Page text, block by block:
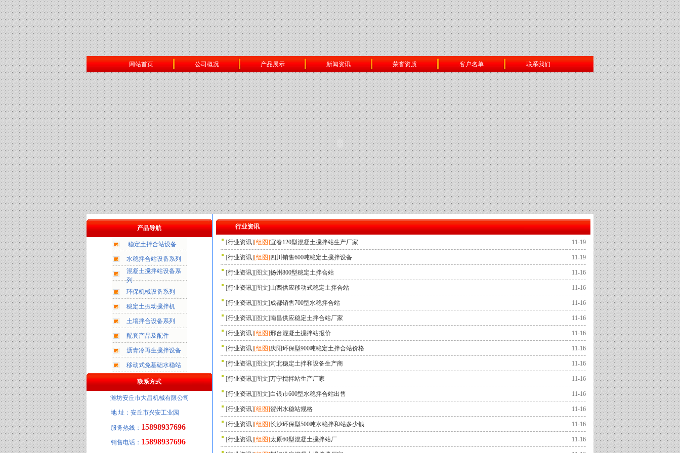
网站首页 公司概况 产品展示 新闻资讯 荣誉资质 客户名单 联系我们
产品导航
稳定土拌合站设备
水稳拌合站设备系列
混凝土搅拌站设备系
列
环保机械设备系列
稳定土振动搅拌机
土壤拌合设备系列
配套产品及配件
沥青冷再生搅拌设备
移动式免基础水稳站
联系方式
潍坊安丘市大昌机械有限公司
地 址：安丘市兴安工业园
服务热线： 15898937696
销售电话： 15898937696
行业资讯
[行业资讯] [组图]宜春120型混凝土搅拌站生产厂家 11-19
[行业资讯] [组图] 四川销售600吨稳定土搅拌设备 11-19
[行业资讯] [图文]扬州800型稳定土拌合站 11-16
[行业资讯] [图文] 山西供应移动式稳定土拌合站 11-16
[行业资讯] [图文] 成都销售700型水稳拌合站 11-16
[行业资讯] [图文]南昌供应稳定土拌合站厂家 11-16
[行业资讯] [组图]邢台混凝土搅拌站报价 11-16
[行业资讯] [组图]庆阳环保型900吨稳定土拌合站价格 11-16
[行业资讯] [图文]河北稳定土拌和设备生产商 11-16
[行业资讯] [图文]万宁搅拌站生产厂家 11-16
[行业资讯] [图文] 白银市600型水稳拌合站出售 11-16
[行业资讯] [组图]贺州水稳站规格 11-16
[行业资讯] [组图]长沙环保型500吨水稳拌和站多少钱 11-16
[行业资讯] [组图]太原60型混凝土搅拌站厂 11-16